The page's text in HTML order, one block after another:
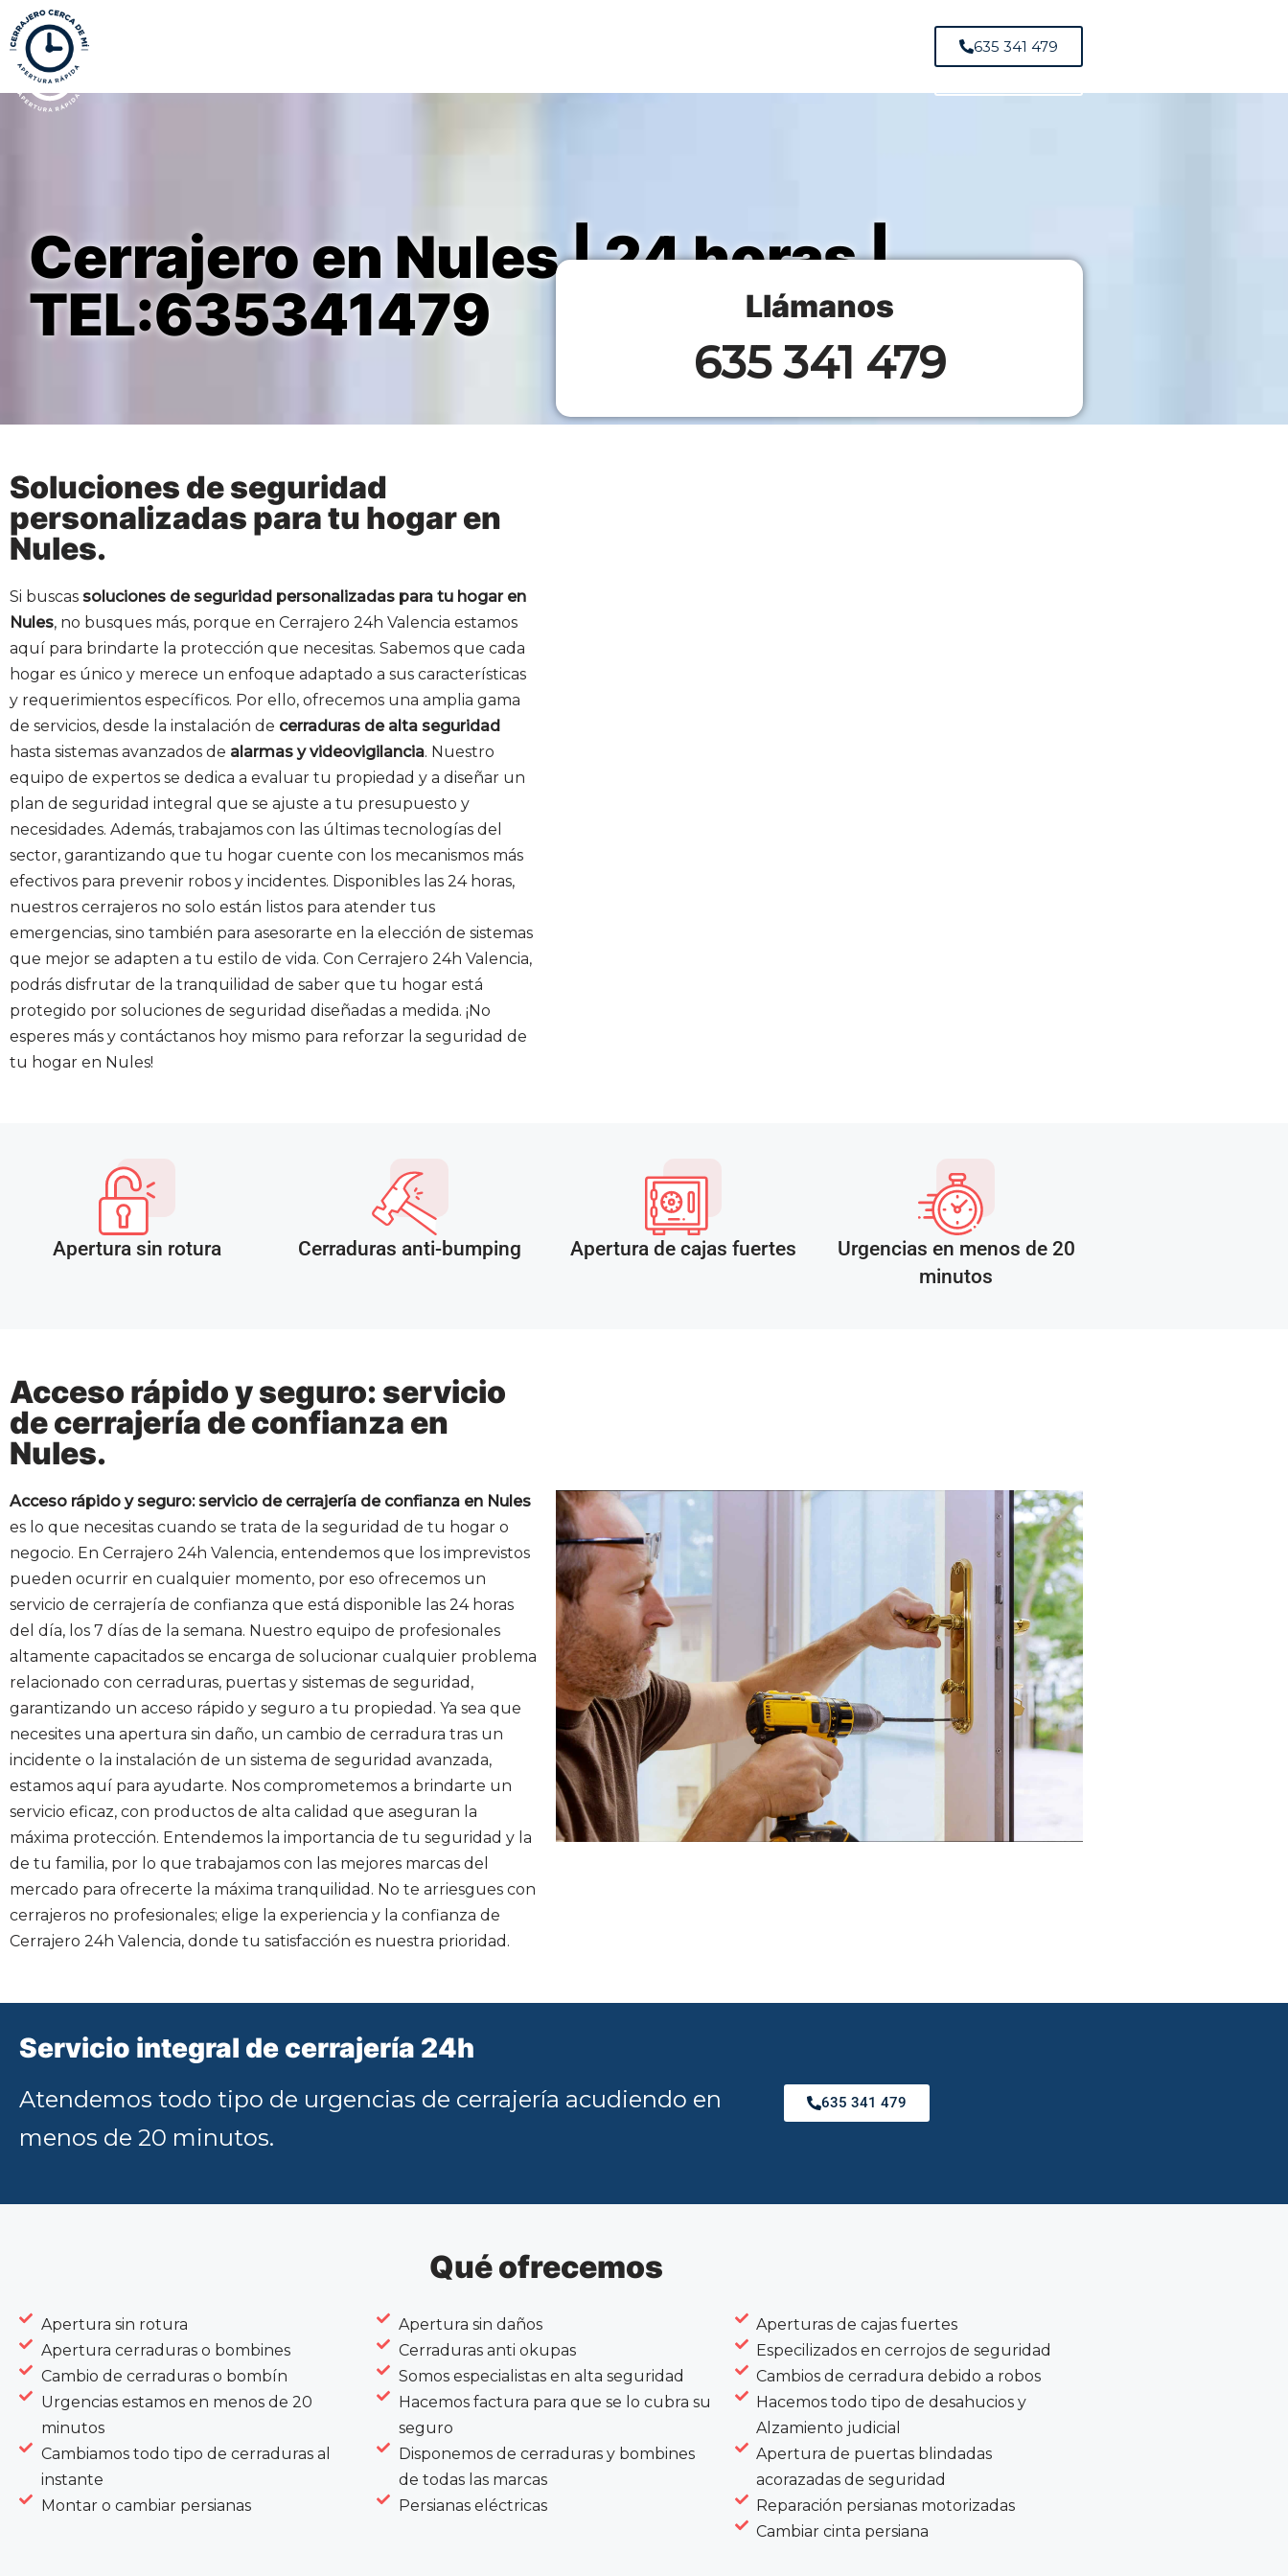
635 341 479
Cerrajero en Nules | 24 horas |
TEL:635341479
Soluciones de seguridad
personalizadas para tu hogar en
Nules.
Si buscas soluciones de seguridad personalizadas para tu hogar en
Nules, no busques más, porque en Cerrajero 24h Valencia estamos
aquí para brindarte la protección que necesitas. Sabemos que cada
hogar es único y merece un enfoque adaptado a sus características
y requerimientos específicos. Por ello, ofrecemos una amplia gama
de servicios, desde la instalación de cerraduras de alta seguridad
hasta sistemas avanzados de alarmas y videovigilancia. Nuestro
equipo de expertos se dedica a evaluar tu propiedad y a diseñar un
plan de seguridad integral que se ajuste a tu presupuesto y
necesidades. Además, trabajamos con las últimas tecnologías del
sector, garantizando que tu hogar cuente con los mecanismos más
efectivos para prevenir robos y incidentes. Disponibles las 24 horas,
nuestros cerrajeros no solo están listos para atender tus
emergencias, sino también para asesorarte en la elección de sistemas
que mejor se adapten a tu estilo de vida. Con Cerrajero 24h Valencia,
podrás disfrutar de la tranquilidad de saber que tu hogar está
protegido por soluciones de seguridad diseñadas a medida. ¡No
esperes más y contáctanos hoy mismo para reforzar la seguridad de
tu hogar en Nules!
Llámanos
635 341 479
Apertura sin rotura Cerraduras anti-bumping Apertura de cajas fuertes
Urgencias en menos de 20
minutos
Acceso rápido y seguro: servicio
de cerrajería de confianza en
Nules.
Acceso rápido y seguro: servicio de cerrajería de confianza en Nules
es lo que necesitas cuando se trata de la seguridad de tu hogar o
negocio. En Cerrajero 24h Valencia, entendemos que los imprevistos
pueden ocurrir en cualquier momento, por eso ofrecemos un
servicio de cerrajería de confianza que está disponible las 24 horas
del día, los 7 días de la semana. Nuestro equipo de profesionales
altamente capacitados se encarga de solucionar cualquier problema
relacionado con cerraduras, puertas y sistemas de seguridad,
garantizando un acceso rápido y seguro a tu propiedad. Ya sea que
necesites una apertura sin daño, un cambio de cerradura tras un
incidente o la instalación de un sistema de seguridad avanzada,
estamos aquí para ayudarte. Nos comprometemos a brindarte un
servicio eficaz, con productos de alta calidad que aseguran la
máxima protección. Entendemos la importancia de tu seguridad y la
de tu familia, por lo que trabajamos con las mejores marcas del
mercado para ofrecerte la máxima tranquilidad. No te arriesgues con
cerrajeros no profesionales; elige la experiencia y la confianza de
Cerrajero 24h Valencia, donde tu satisfacción es nuestra prioridad.
Servicio integral de cerrajería 24h
Atendemos todo tipo de urgencias de cerrajería acudiendo en
menos de 20 minutos.
635 341 479
Qué ofrecemos
Apertura sin rotura
Apertura cerraduras o bombines
Cambio de cerraduras o bombín
Urgencias estamos en menos de 20
minutos
Cambiamos todo tipo de cerraduras al
instante
Montar o cambiar persianas
Apertura sin daños
Cerraduras anti okupas
Somos especialistas en alta seguridad
Hacemos factura para que se lo cubra su
seguro
Disponemos de cerraduras y bombines
de todas las marcas
Persianas eléctricas
Aperturas de cajas fuertes
Especilizados en cerrojos de seguridad
Cambios de cerradura debido a robos
Hacemos todo tipo de desahucios y
Alzamiento judicial
Apertura de puertas blindadas
acorazadas de seguridad
Reparación persianas motorizadas
Cambiar cinta persiana